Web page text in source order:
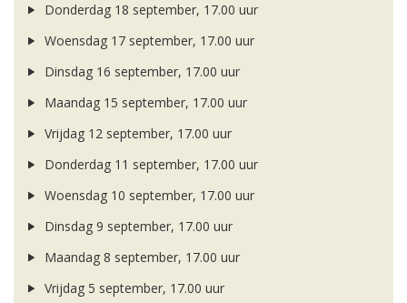
Donderdag 18 september, 17.00 uur
Woensdag 17 september, 17.00 uur
Dinsdag 16 september, 17.00 uur
Maandag 15 september, 17.00 uur
Vrijdag 12 september, 17.00 uur
Donderdag 11 september, 17.00 uur
Woensdag 10 september, 17.00 uur
Dinsdag 9 september, 17.00 uur
Maandag 8 september, 17.00 uur
Vrijdag 5 september, 17.00 uur